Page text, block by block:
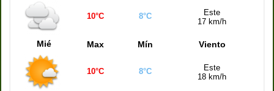
Quiniela Montevideo (21:00 hs)
10°C 8°C
Este
17 km/h
Mié Max Mín Viento
10°C 8°C
Este
18 km/h